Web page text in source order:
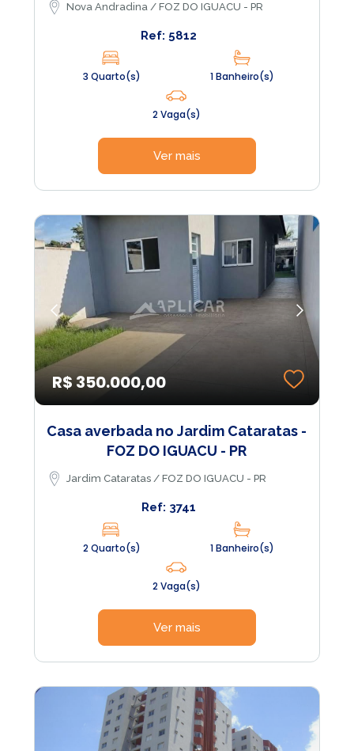
Nova Andradina / FOZ DO IGUACU - PR
Ref: 5812
3 Quarto(s) 1 Banheiro(s)
2 Vaga(s)
Ver mais
R$ 350.000,00
Casa averbada no Jardim Cataratas -
FOZ DO IGUACU - PR
Jardim Cataratas / FOZ DO IGUACU - PR
Ref: 3741
2 Quarto(s) 1 Banheiro(s)
2 Vaga(s)
Ver mais